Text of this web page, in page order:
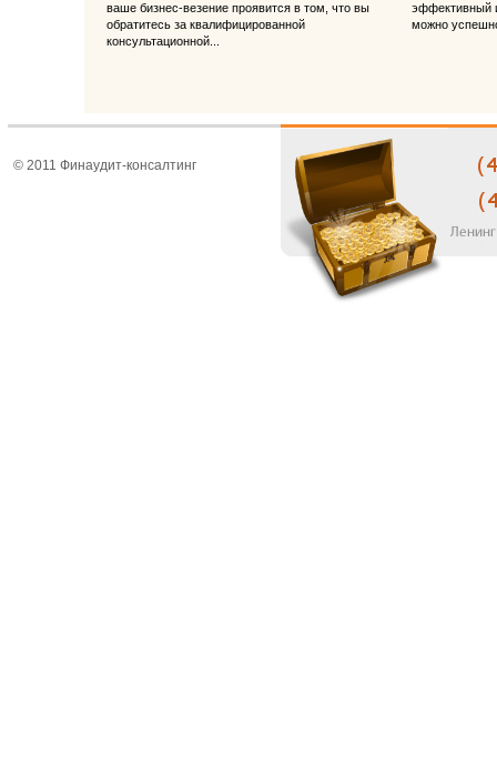
ваше бизнес-везение проявится в том, что вы
обратитесь за квалифицированной
консультационной...
эффективный
можно
© 2011 Финаудит-консалтинг